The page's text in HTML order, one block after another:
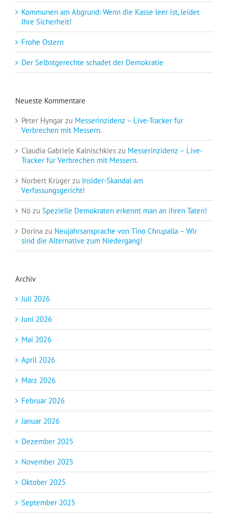
Kommunen am Abgrund: Wenn die Kasse leer ist, leidet
Ihre Sicherheit!
Frohe Ostern
Der Selbstgerechte schadet der Demokratie
Neueste Kommentare
Peter Hyngar zu Messerinzidenz – Live-Tracker für
Verbrechen mit Messern.
Claudia Gabriele Kalnischkies zu Messerinzidenz – Live-
Tracker für Verbrechen mit Messern.
Norbert Krüger zu Insider-Skandal am
Verfassungsgericht!
Nö zu Spezielle Demokraten erkennt man an ihren Taten!
Dorina zu Neujahrsansprache von Tino Chrupalla – Wir
sind die Alternative zum Niedergang!
Archiv
Juli 2026
Juni 2026
Mai 2026
April 2026
März 2026
Februar 2026
Januar 2026
Dezember 2025
November 2025
Oktober 2025
September 2025